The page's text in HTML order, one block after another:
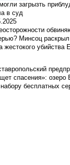
загрызть
в суд
Минсоц раскрыл
убийства
спасения»:
бесплатных